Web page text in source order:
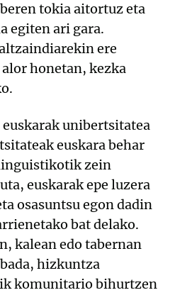
tokia aitortuz eta
egiten ari gara.
ere
honetan, kezka
unibertsitatea
euskara behar
zein
euskarak epe luzera
osasuntsu egon dadin
bat delako.
kalean edo tabernan
hizkuntza
komunitario bihurtzen